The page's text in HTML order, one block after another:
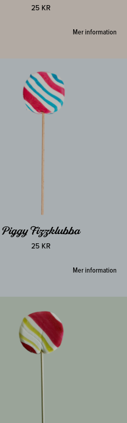
25 KR
Mer information
Piggy Fizzklubba
25 KR
Mer information